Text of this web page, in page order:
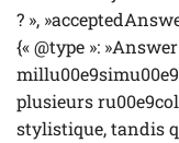
? »,
{« @type »:
plusieurs
stylistique, tandis